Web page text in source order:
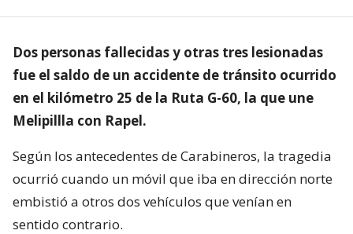
Dos personas fallecidas y otras tres lesionadas
fue el saldo de un accidente de tránsito ocurrido
en el kilómetro 25 de la Ruta G-60, la que une
Melipillla con Rapel.
Según los antecedentes de Carabineros, la tragedia
ocurrió cuando un móvil que iba en dirección norte
embistió a otros dos vehículos que venían en
sentido contrario.